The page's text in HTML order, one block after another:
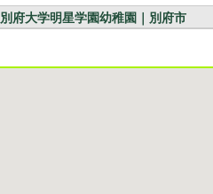
別府大学明星学園幼稚園｜別府市